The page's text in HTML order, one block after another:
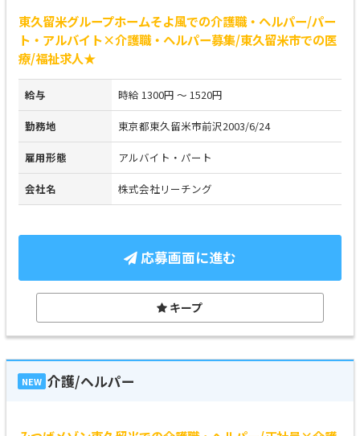
東久留米グループホームそよ風での介護職・ヘルパー/パー
ト・アルバイト×介護職・ヘルパー募集/東久留米市での医
療/福祉求人★
給与 時給 1300円 ～ 1520円
勤務地 東京都東久留米市前沢2003/6/24
雇用形態 アルバイト・パート
会社名 株式会社リーチング
応募画面に進む
キープ
NEW 介護/ヘルパー